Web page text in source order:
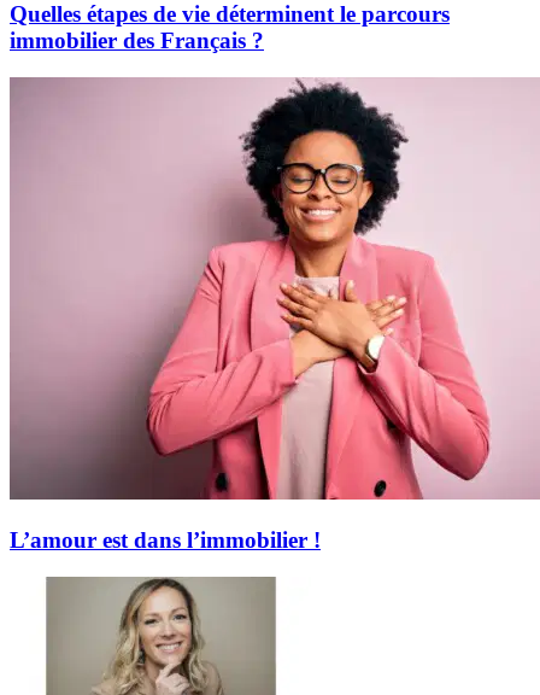
Quelles étapes de vie déterminent le parcours
immobilier des Français ?
L’amour est dans l’immobilier !